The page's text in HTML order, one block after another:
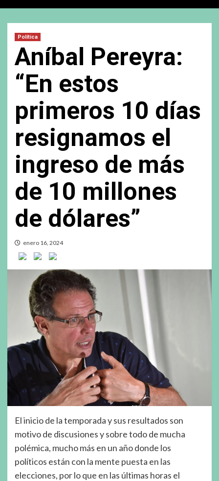
Política
Aníbal Pereyra:
“En estos
primeros 10 días
resignamos el
ingreso de más
de 10 millones
de dólares”
enero 16, 2024
El inicio de la temporada y sus resultados son
motivo de discusiones y sobre todo de mucha
polémica, mucho más en un año donde los
políticos están con la mente puesta en las
elecciones, por lo que en las últimas horas el